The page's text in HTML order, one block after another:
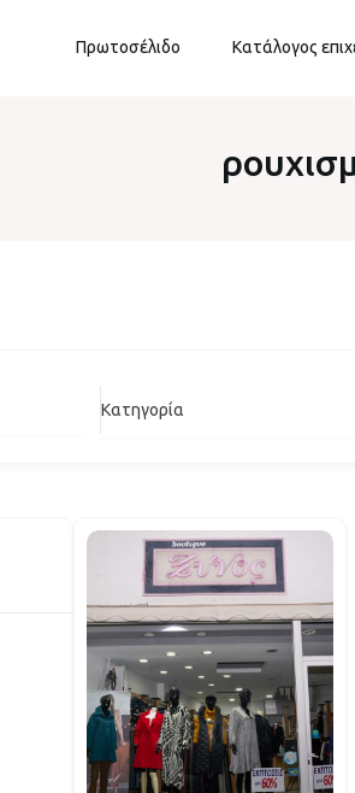
Πρωτοσέλιδο Κατάλογος
Κατηγορία